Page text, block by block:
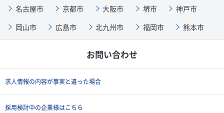
名古屋市
京都市 大阪市 堺市
神戸市
岡山市
広島市 北九州市 福岡市 熊本市
お問い合わせ
求人情報の内容が事実と違った場合
採用検討中の企業様はこちら